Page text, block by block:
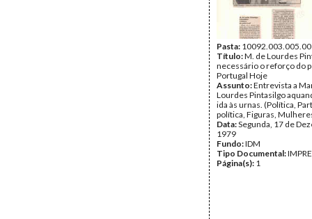
Pasta:
Título:M. de Lourdes
necessário o reforço do
Portugal Hoje
Assunto:Entrevista a
Lourdes Pintasilgo
ida às urnas. (Política,
política, Figuras,
Data:Segunda, 17 de
1979
Fundo:IDM
Tipo Documental:
Página(s): 1